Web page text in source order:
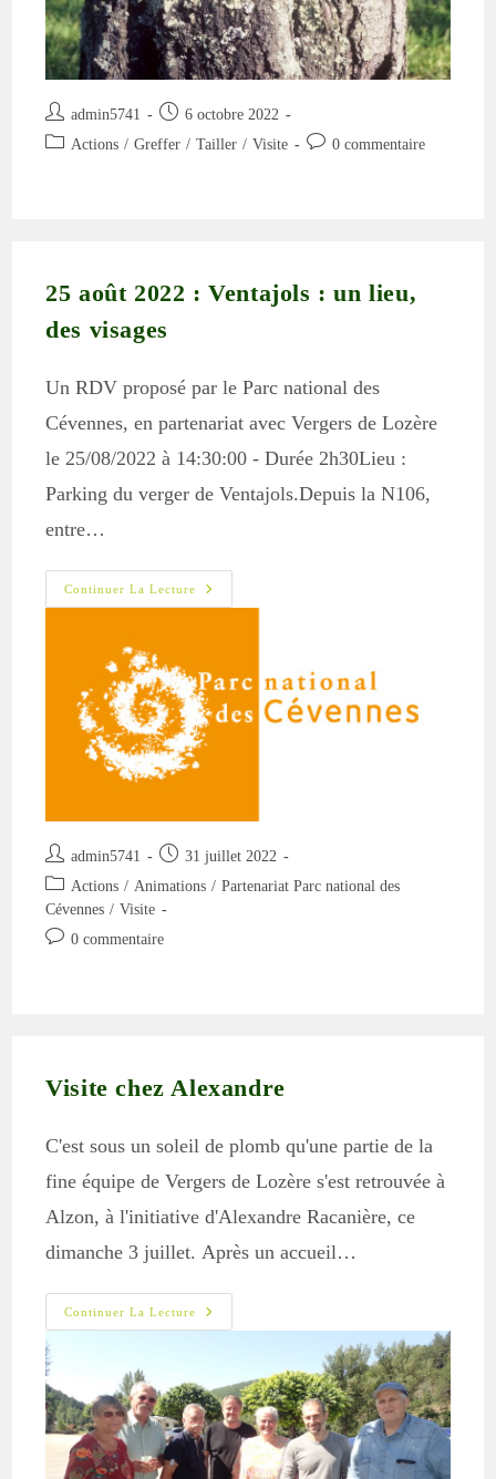
Auteur/autrice
de
admin5741
Publication
publiée :
6 octobre 2022
Post Actions / Greffer / Tailler / Visite
Commentaires
0 commentaire
25 août 2022 : Ventajols : un lieu,
des visages
Un RDV proposé par le Parc national des
Cévennes, en partenariat avec Vergers de Lozère
le 25/08/2022 à 14:30:00 - Durée 2h30Lieu :
Parking du verger de Ventajols.Depuis la N106,
entre…
Continuer La Lecture
25
Août
Un
Lieu,
Des
Visages
Auteur/autrice
de
la
admin5741
Publication
publiée :
31 juillet 2022
Post
category:
Actions / Animations / Partenariat Parc national des
Cévennes / Visite
Commentaires
0 commentaire
Visite chez Alexandre
C'est sous un soleil de plomb qu'une partie de la
fine équipe de Vergers de Lozère s'est retrouvée à
Alzon, à l'initiative d'Alexandre Racanière, ce
dimanche 3 juillet. Après un accueil…
Continuer La Lecture
Visite
Chez